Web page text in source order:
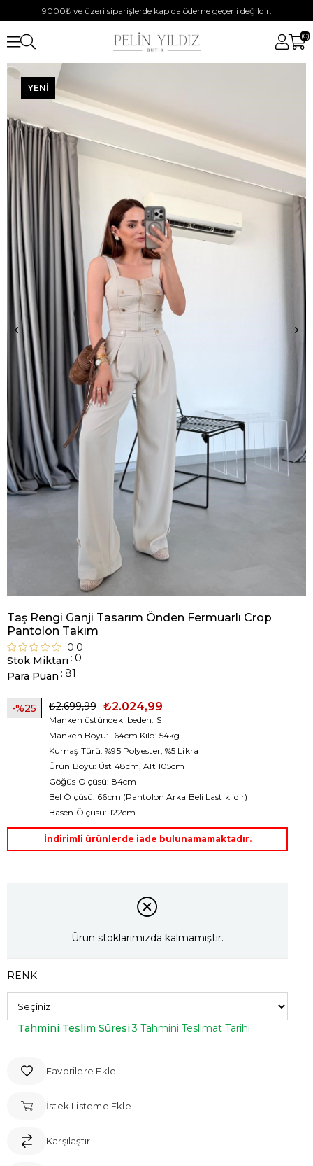
9000₺ ve üzeri siparişlerde kapıda ödeme geçerli değildir.
0
‹ ›
YENI
Taş Rengi Ganji Tasarım Önden Fermuarlı Crop
Pantolon Takım
0.0
Stok Miktarı : 0
Para Puan : 81
25 ₺2.699,99 ₺2.024,99
Manken üstündeki beden: S
Manken Boyu: 164cm Kilo: 54kg
Kumaş Türü: %95 Polyester, %5 Likra
Ürün Boyu: Üst 48cm, Alt 105cm
Göğüs Ölçüsü: 84cm
Bel Ölçüsü: 66cm (Pantolon Arka Beli Lastiklidir)
Basen Ölçüsü: 122cm
İndirimli ürünlerde iade bulunamamaktadır.
Ürün stoklarımızda kalmamıştır.
RENK
Tahmini Teslim Süresi:3 Tahmini Teslimat Tarihi
Favorilere Ekle
İstek Listeme Ekle
Karşılaştır